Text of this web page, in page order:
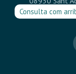
Consulta com